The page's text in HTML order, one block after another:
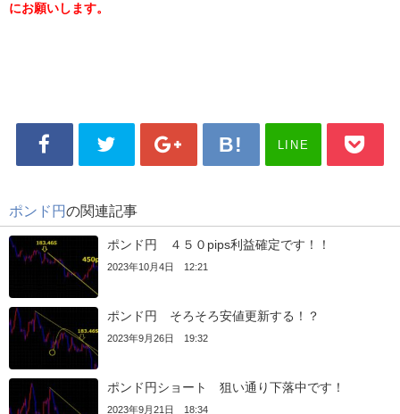
にお願いします。
LINE
ポンド円の関連記事
ポンド円 ４５０pips利益確定です！！
2023年10月4日 12:21
ポンド円 そろそろ安値更新する！？
2023年9月26日 19:32
ポンド円ショート 狙い通り下落中です！
2023年9月21日 18:34